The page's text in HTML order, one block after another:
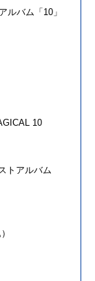
ルバム「10」
10
トアルバム